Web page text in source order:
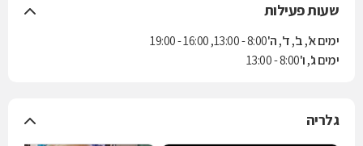
שעות פעילות
ימים א', ב', ד', ה'8:00 - 13:00, 16:00 - 19:00
ימים ג', ו'8:00 - 13:00
גלריה